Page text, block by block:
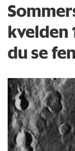
kvelden
du se